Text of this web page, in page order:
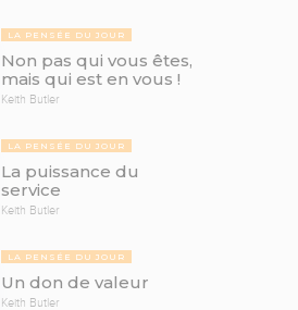
LA PENSÉE DU JOUR
Non pas qui vous êtes,
mais qui est en vous !
Keith Butler
LA PENSÉE DU JOUR
La puissance du
service
Keith Butler
LA PENSÉE DU JOUR
Un don de valeur
Keith Butler